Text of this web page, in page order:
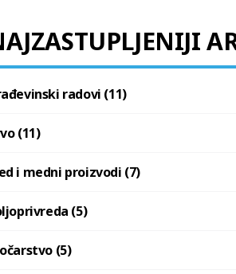
radovi (11)
(11)
i medni proizvodi (7)
(5)
(5)